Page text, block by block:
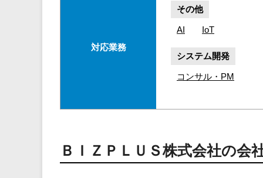
対応業務
その他
AI IoT
システム開発
コンサル・PM
ＢＩＺＰＬＵＳ株式会社の会